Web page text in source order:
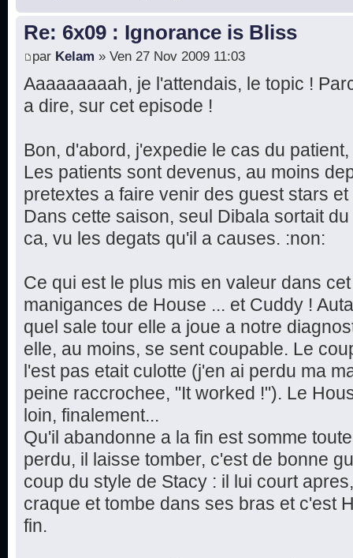
Re: 6x09 : Ignorance is Bliss
par Kelam » Ven 27 Nov 2009 11:03
Aaaaaaaaah, je l'attendais, le topic !
a dire, sur cet episode !
Bon, d'abord, j'expedie le cas du
Les patients sont devenus, au moins
pretextes a faire venir des guest stars
Dans cette saison, seul Dibala sortait
ca, vu les degats qu'il a causes. :non:
Ce qui est le plus mis en valeur dans
manigances de House ... et Cuddy !
quel sale tour elle a joue a notre
elle, au moins, se sent coupable. Le
l'est pas etait culotte (j'en ai perdu ma
peine raccrochee, "It worked !"). Le
loin, finalement...
Qu'il abandonne a la fin est somme
perdu, il laisse tomber, c'est de bonne
coup du style de Stacy : il lui court
craque et tombe dans ses bras et c'est
fin.